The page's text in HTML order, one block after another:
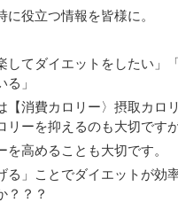
に役立つ情報を皆様に。
してダイエットをしたい」
る」
【消費カロリー〉摂取カロ
リーを抑えるのも大切です
を高めることも大切です。
る」ことでダイエットが効
？？？